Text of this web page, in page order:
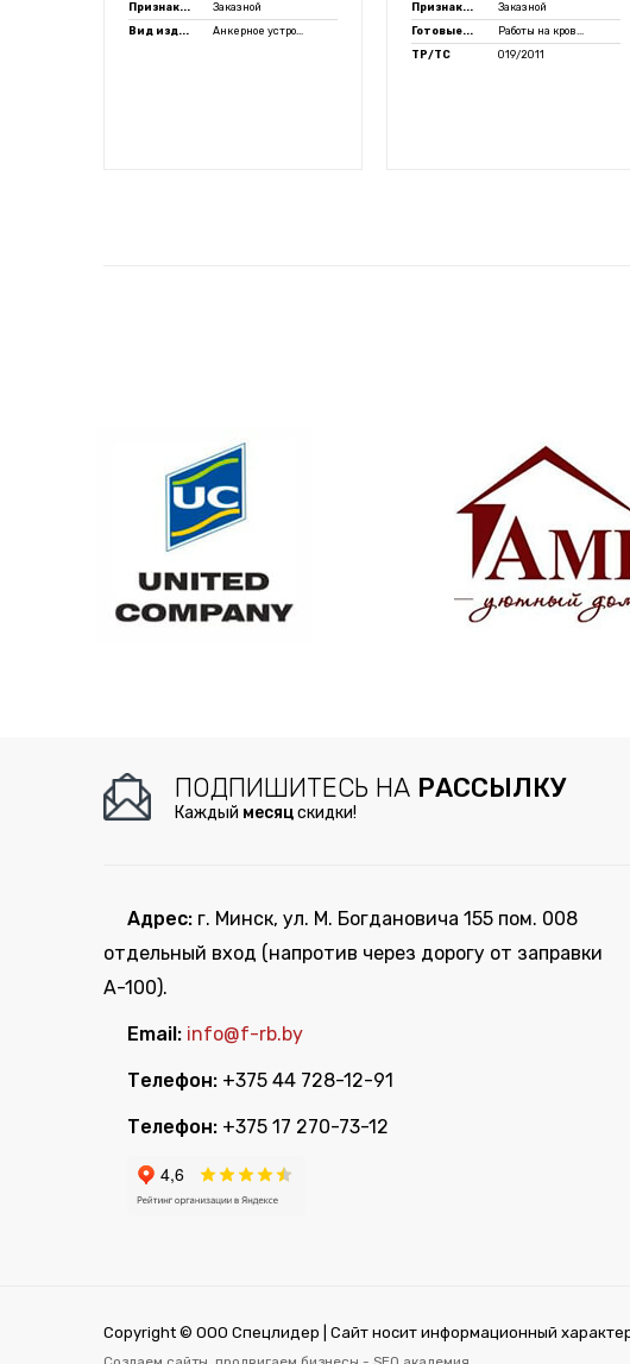
Признак...
Заказной
Вид изд...
Анкерное устро...
Признак...
Заказной
Готовые...
Работы на кров...
ТР/ТС
019/2011
ПОДПИШИТЕСЬ НА РАССЫЛКУ
Каждый месяцскидки!
Адрес: г. Минск, ул. М. Богдановича 155 пом. 008
отдельный вход (напротив через дорогу от заправки
А-100).
Email: info@f-rb.by
Телефон: +375 44 728-12-91
Телефон: +375 17 270-73-12
Copyright © ООО Спецлидер | Сайт носит информационный